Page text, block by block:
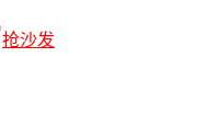
抢沙发